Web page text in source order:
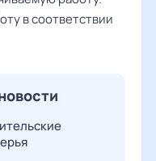
в соответствии